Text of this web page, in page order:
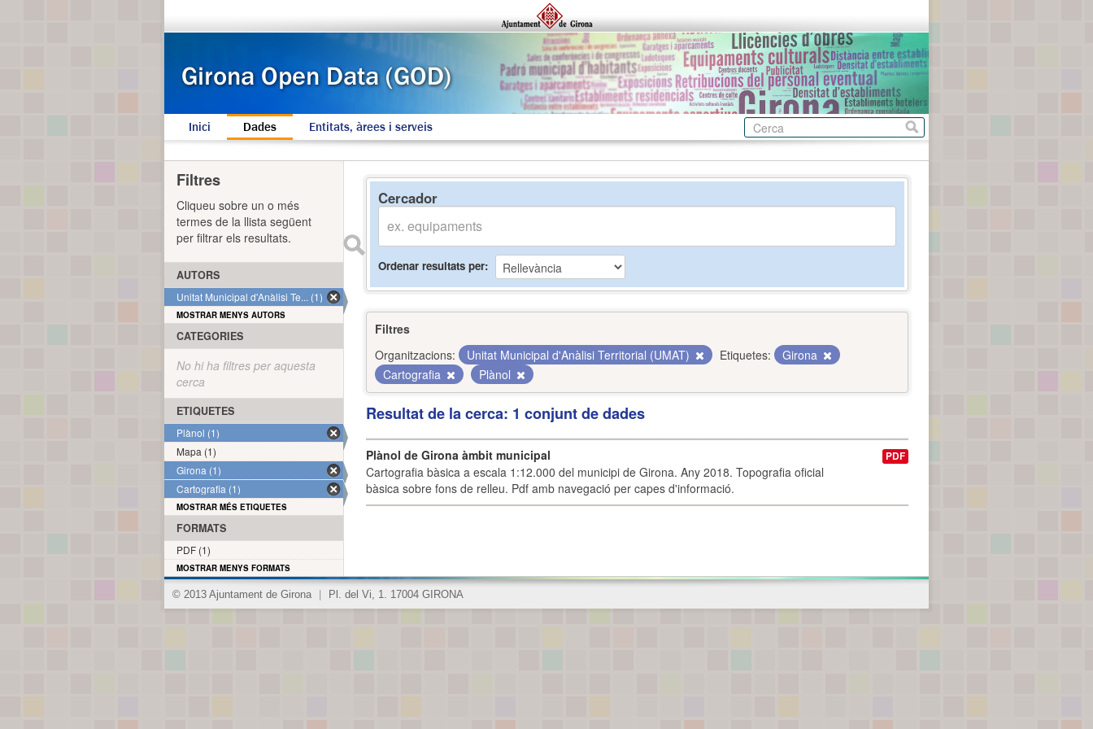
Inici Dades Entitats, àrees i serveis
Cercador
Ordenar resultats per
Filtres
Organitzacions:
Unitat Municipal d'Anàlisi Territorial (UMAT) Etiquetes:
Girona
Cartografia
Plànol
Resultat de la cerca: 1 conjunt de dades
Plànol de Girona àmbit municipal
Cartografia bàsica a escala 1:12.000 del municipi de Girona. Any 2018. Topografia oficial
bàsica sobre fons de relleu. Pdf amb navegació per capes d'informació.
PDF
Filtres
Cliqueu sobre un o més
termes de la llista següent
per filtrar els resultats.
AUTORS
Unitat Municipal d'Anàlisi Te... (1)
MOSTRAR MENYS AUTORS
CATEGORIES
No hi ha filtres per aquesta
cerca
ETIQUETES
Plànol (1)
Mapa (1)
Girona (1)
Cartografia (1)
MOSTRAR MÉS ETIQUETES
FORMATS
PDF (1)
MOSTRAR MENYS FORMATS
© 2013 Ajuntament de Girona Pl. del Vi, 1. 17004 GIRONA